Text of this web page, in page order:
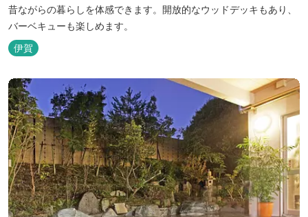
昔ながらの暮らしを体感できます。開放的なウッドデッキもあり、
バーベキューも楽しめます。
伊賀